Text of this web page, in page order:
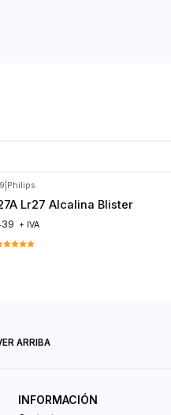
Philips
Lr27 Alcalina Blister
+ IVA
ARRIBA
INFORMACIÓN